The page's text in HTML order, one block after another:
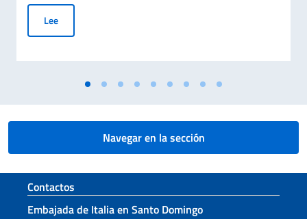
LeeAviso de convocatoria para la concesión de aportaciones a
Navegar en la sección
Sezione footer
Contactos
Embajada de Italia en Santo Domingo